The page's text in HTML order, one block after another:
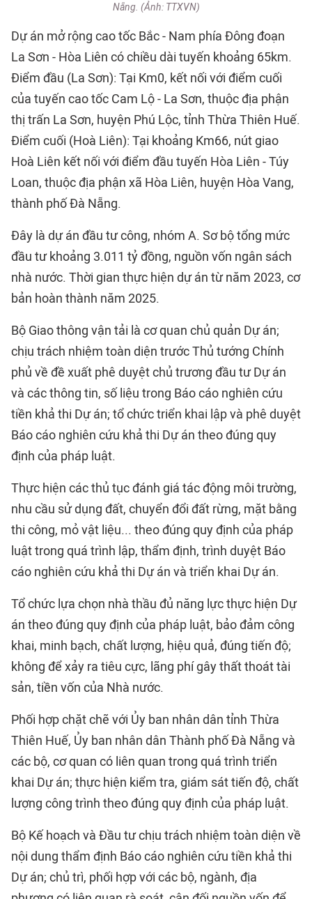
Nẵng. (Ảnh: TTXVN)
Dự án mở rộng cao tốc Bắc - Nam phía Đông đoạn
La Sơn - Hòa Liên có chiều dài tuyến khoảng 65km.
Điểm đầu (La Sơn): Tại Km0, kết nối với điểm cuối
của tuyến cao tốc Cam Lộ - La Sơn, thuộc địa phận
thị trấn La Sơn, huyện Phú Lộc, tỉnh Thừa Thiên Huế.
Điểm cuối (Hoà Liên): Tại khoảng Km66, nút giao
Hoà Liên kết nối với điểm đầu tuyến Hòa Liên - Túy
Loan, thuộc địa phận xã Hòa Liên, huyện Hòa Vang,
thành phố Đà Nẵng.
Đây là dự án đầu tư công, nhóm A. Sơ bộ tổng mức
đầu tư khoảng 3.011 tỷ đồng, nguồn vốn ngân sách
nhà nước. Thời gian thực hiện dự án từ năm 2023, cơ
bản hoàn thành năm 2025.
Bộ Giao thông vận tải là cơ quan chủ quản Dự án;
chịu trách nhiệm toàn diện trước Thủ tướng Chính
phủ về đề xuất phê duyệt chủ trương đầu tư Dự án
và các thông tin, số liệu trong Báo cáo nghiên cứu
tiền khả thi Dự án; tổ chức triển khai lập và phê duyệt
Báo cáo nghiên cứu khả thi Dự án theo đúng quy
định của pháp luật.
Thực hiện các thủ tục đánh giá tác động môi trường,
nhu cầu sử dụng đất, chuyển đổi đất rừng, mặt bằng
thi công, mỏ vật liệu... theo đúng quy định của pháp
luật trong quá trình lập, thẩm định, trình duyệt Báo
cáo nghiên cứu khả thi Dự án và triển khai Dự án.
Tổ chức lựa chọn nhà thầu đủ năng lực thực hiện Dự
án theo đúng quy định của pháp luật, bảo đảm công
khai, minh bạch, chất lượng, hiệu quả, đúng tiến độ;
không để xảy ra tiêu cực, lãng phí gây thất thoát tài
sản, tiền vốn của Nhà nước.
Phối hợp chặt chẽ với Ủy ban nhân dân tỉnh Thừa
Thiên Huế, Ủy ban nhân dân Thành phố Đà Nẵng và
các bộ, cơ quan có liên quan trong quá trình triển
khai Dự án; thực hiện kiểm tra, giám sát tiến độ, chất
lượng công trình theo đúng quy định của pháp luật.
Bộ Kế hoạch và Đầu tư chịu trách nhiệm toàn diện về
nội dung thẩm định Báo cáo nghiên cứu tiền khả thi
Dự án; chủ trì, phối hợp với các bộ, ngành, địa